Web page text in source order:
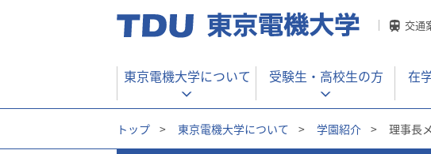
交通
東京電機大学について 受験生・ 高校生の方 在
トップ > 東京電機大学について > 学園紹介 > 理事長